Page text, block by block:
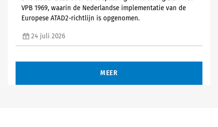
VPB 1969, waarin de Nederlandse implementatie van de
Europese ATAD2-richtlijn is opgenomen.
24 juli 2026
MEER